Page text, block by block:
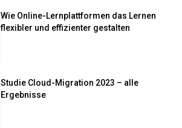
Wie Online-Lernplattformen das Lernen
flexibler und effizienter gestalten
Studie Cloud-Migration 2023 – alle
Ergebnisse